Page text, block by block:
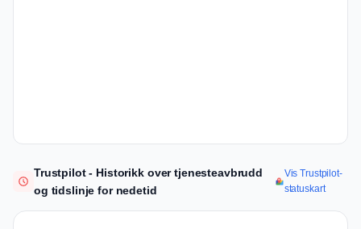
Trustpilot - Historikk over tjenesteavbrudd
og tidslinje for nedetid
Vis Trustpilot-
statuskart